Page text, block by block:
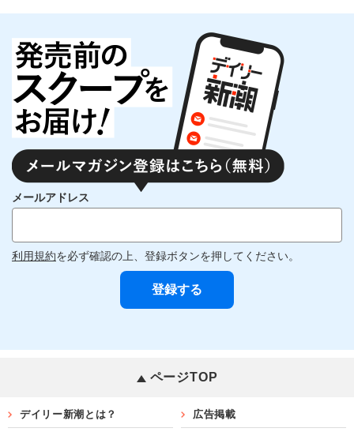
メールアドレス
利用規約を必ず確認の上、登録ボタンを押してください。
ページTOP
デイリー新潮とは？ 広告掲載